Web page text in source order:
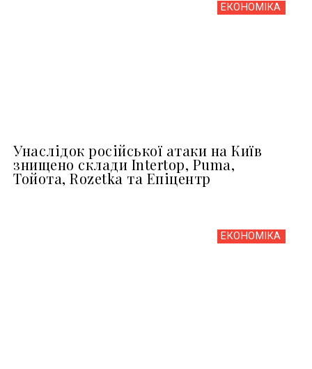
ЕКОНОМІКА
Унаслідок російської атаки на Київ
знищено склади Intertop, Puma,
Тойота, Rozetka та Епіцентр
ЕКОНОМІКА